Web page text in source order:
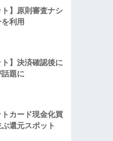
ト】原則審査ナシ
利用
ト】決済確認後に
題に
カード現金化買
還元スポット